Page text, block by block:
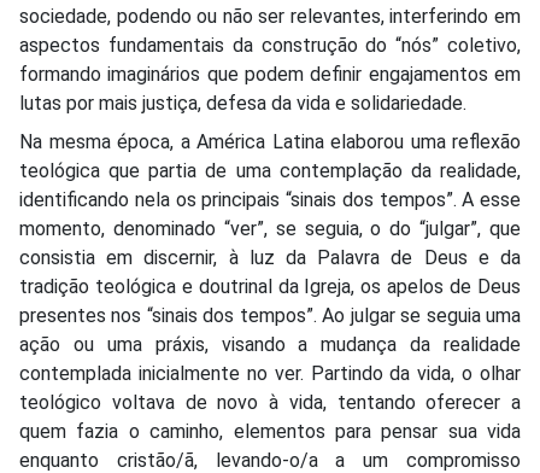
sociedade, podendo ou não ser relevantes, interferindo em
aspectos fundamentais da construção do “nós” coletivo,
formando imaginários que podem definir engajamentos em
lutas por mais justiça, defesa da vida e solidariedade.
Na mesma época, a América Latina elaborou uma reflexão
teológica que partia de uma contemplação da realidade,
identificando nela os principais “sinais dos tempos”. A esse
momento, denominado “ver”, se seguia, o do “julgar”, que
consistia em discernir, à luz da Palavra de Deus e da
tradição teológica e doutrinal da Igreja, os apelos de Deus
presentes nos “sinais dos tempos”. Ao julgar se seguia uma
ação ou uma práxis, visando a mudança da realidade
contemplada inicialmente no ver. Partindo da vida, o olhar
teológico voltava de novo à vida, tentando oferecer a
quem fazia o caminho, elementos para pensar sua vida
enquanto cristão/ã, levando-o/a a um compromisso